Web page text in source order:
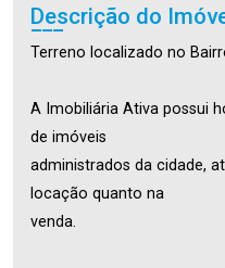
Descrição do
Terreno localizado no
A Imobiliária Ativa possui
de imóveis
administrados da cidade,
locação quanto na
venda.